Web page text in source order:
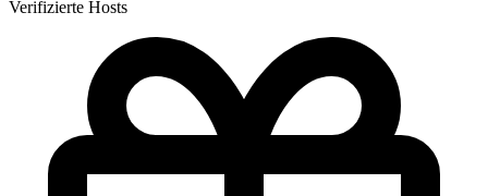
Verifizierte Hosts